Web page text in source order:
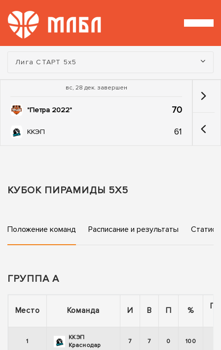
Турнир:
Лига СТАРТ 5х5
вс, 28 дек. завершен
"Петра 2022" 70
ККЭП 61
КУБОК ПИРАМИДЫ 5Х5
Положение команд Расписание и результаты
ГРУППА А
Место Команда И В П %
1
ККЭП
Краснодар
7 7 0 100